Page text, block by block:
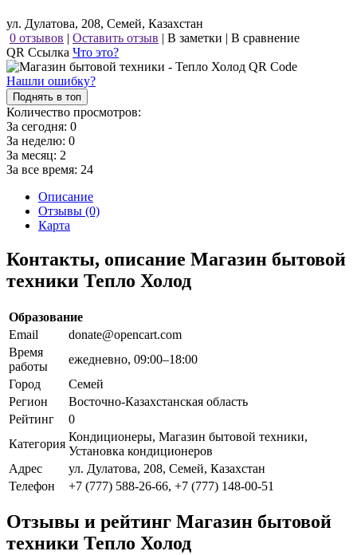
ул. Дулатова, 208, Семей, Казахстан
0 отзывов | Оставить отзыв | В заметки | В сравнение
QR Ссылка Что это?
Нашли ошибку?
Поднять в топ
Количество просмотров:
За сегодня: 0
За неделю: 0
За месяц: 2
За все время: 24
Описание
Отзывы (0)
Карта
Контакты, описание Магазин бытовой
техники Тепло Холод
Образование
Email
donate@opencart.com
Время
работы
ежедневно, 09:00–18:00
Город
Семей
Регион
Восточно-Казахстанская область
Рейтинг
0
Категория
Кондиционеры, Магазин бытовой техники,
Установка кондиционеров
Адрес
ул. Дулатова, 208, Семей, Казахстан
Телефон
+7 (777) 588-26-66, +7 (777) 148-00-51
Отзывы и рейтинг Магазин бытовой
техники Тепло Холод